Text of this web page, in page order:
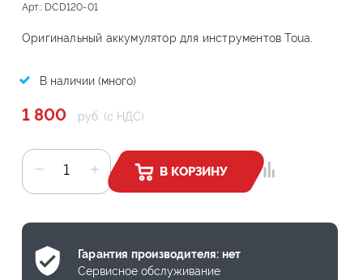
Арт.: DCD120-01
Оригинальный аккумулятор для инструментов Toua.
В наличии (много)
1 800 руб. (с НДС)
В КОРЗИНУ
Гарантия производителя: нет
Сервисное обслуживание